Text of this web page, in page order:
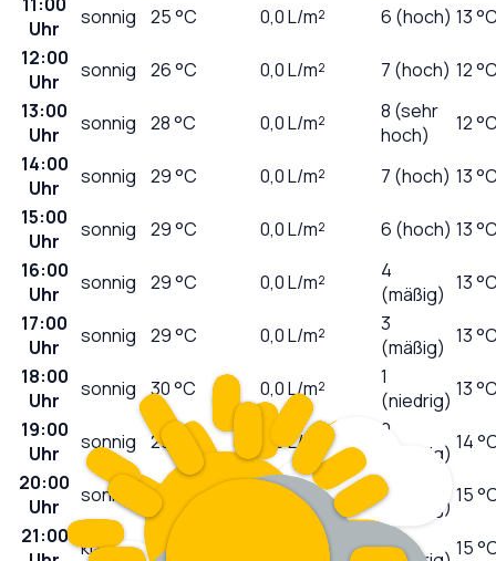
Uhr
sonnig 25°C 0,0L/m² 6 (hoch) 13
12:00
Uhr
sonnig 26°C 0,0L/m² 7 (hoch) 12
13:00
Uhr
sonnig 28°C 0,0L/m²
8 (sehr
hoch)
12
14:00
Uhr
sonnig 29°C 0,0L/m² 7 (hoch) 13
15:00
Uhr
sonnig 29°C 0,0L/m² 6 (hoch) 13
16:00
Uhr
sonnig 29°C 0,0L/m²
4
(mäßig) 13
17:00
Uhr
sonnig 29°C 0,0L/m²
3
(mäßig) 13
18:00
Uhr
sonnig 30°C 0,0L/m²
1
(niedrig) 13
19:00
Uhr
sonnig 29 °C 0,0L/m²
0
(niedrig) 14
20:00
Uhr
sonnig 27 °C 0,0L/m²
0
(niedrig) 15
21:00 klar 24 15